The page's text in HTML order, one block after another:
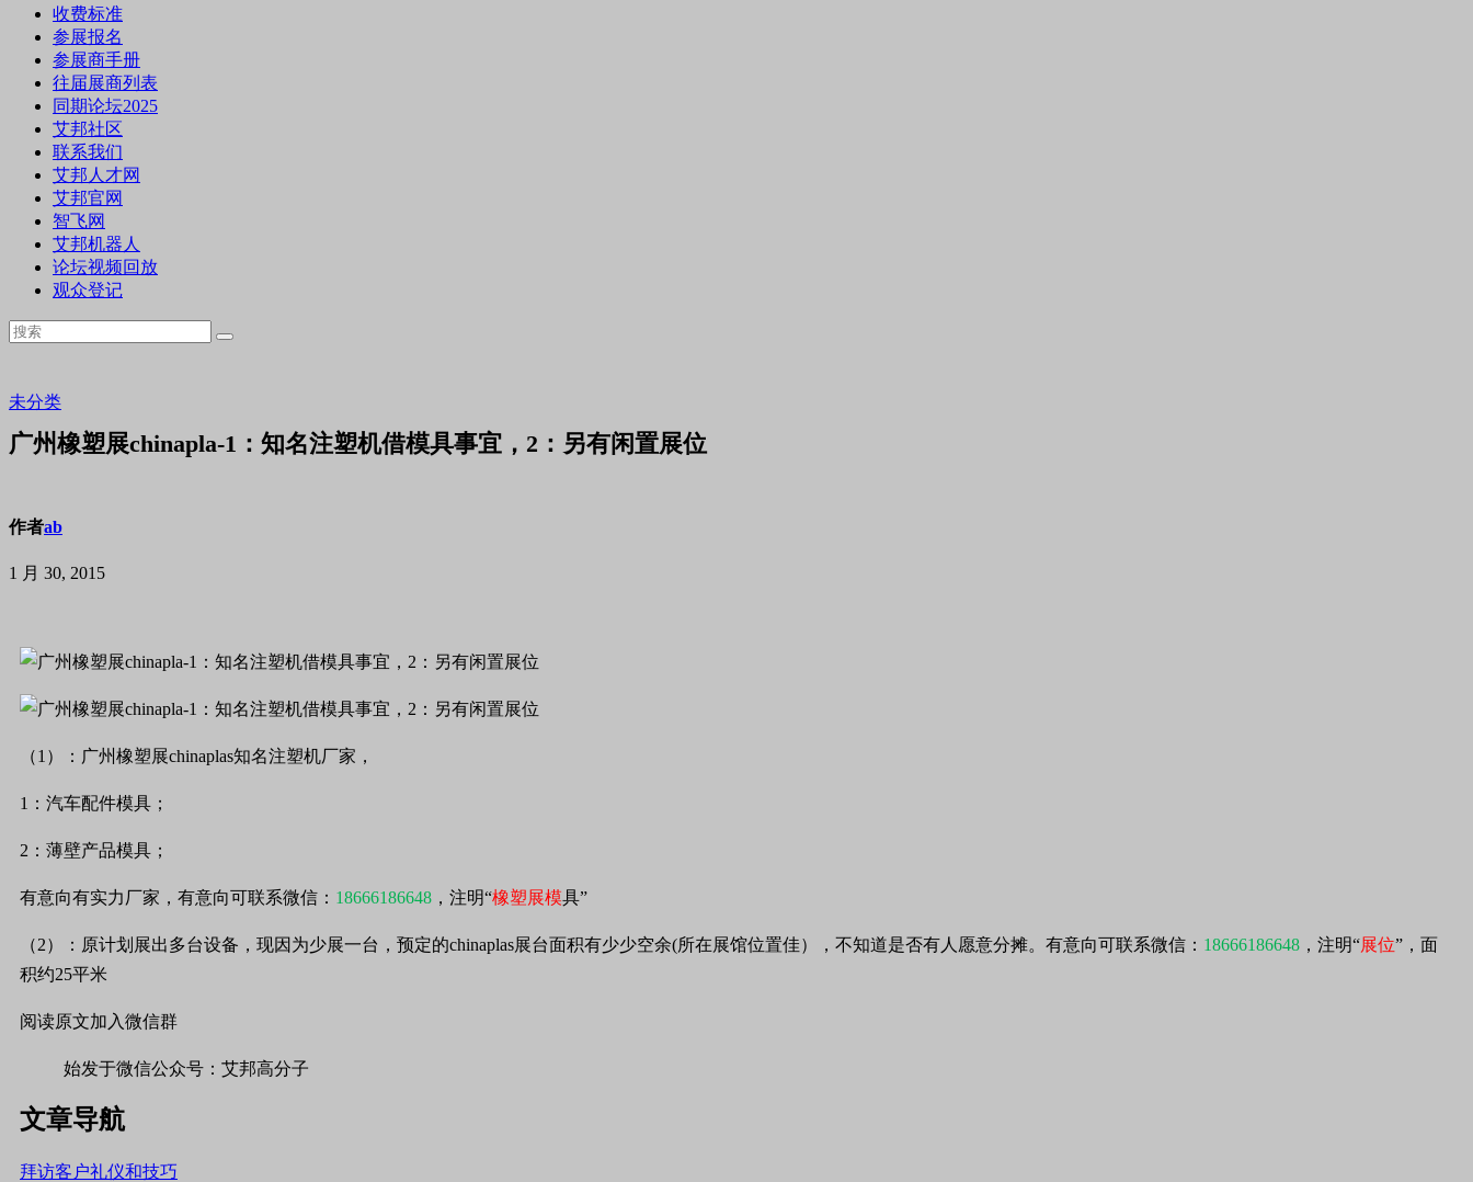
收费标准
参展报名
参展商手册
往届展商列表
同期论坛2025
艾邦社区
联系我们
艾邦人才网
艾邦官网
智飞网
艾邦机器人
论坛视频回放
观众登记
未分类
广州橡塑展chinapla-1：知名注塑机借模具事宜，2：另有闲置展位
作者ab
1 月 30, 2015
（1）：广州橡塑展chinaplas知名注塑机厂家，
1：汽车配件模具；
2：薄壁产品模具；
有意向有实力厂家，有意向可联系微信： 18666186648 ，注明“橡塑展模具”
（2）：原计划展出多台设备，现因为少展一台，预定的chinaplas展台面积有少少空余(所在展馆位置佳），不知道是否有人愿意分摊。有意向可联系微信： 18666186648 ，注明“展位”，面
积约25平米
阅读原文加入微信群
始发于微信公众号：艾邦高分子
文章导航
拜访客户礼仪和技巧